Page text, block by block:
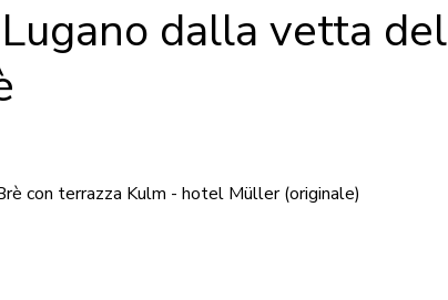
dalla vetta del
con terrazza Kulm - hotel Müller (originale)